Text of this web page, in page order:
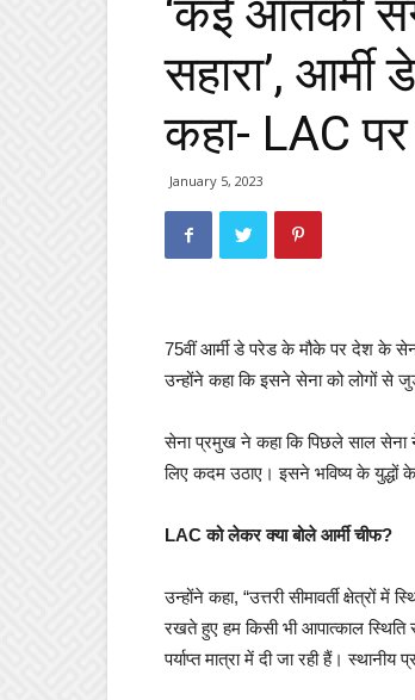
‘कई आतंकी
सहारा’,
कहा- LAC
January 5, 2023
75वीं आर्मी डे परेड के मौके पर देश के
उन्होंने कहा कि इसने सेना को लोगों से
सेना प्रमुख ने कहा कि पिछले साल सेना
लिए कदम उठाए। इसने भविष्य के युद्धों
LAC को लेकर क्या बोले आर्मी चीफ?
उन्होंने कहा, “उत्तरी सीमावर्ती
रखते हुए हम किसी भी आपात्काल
पर्याप्त मात्रा में दी जा रही हैं।